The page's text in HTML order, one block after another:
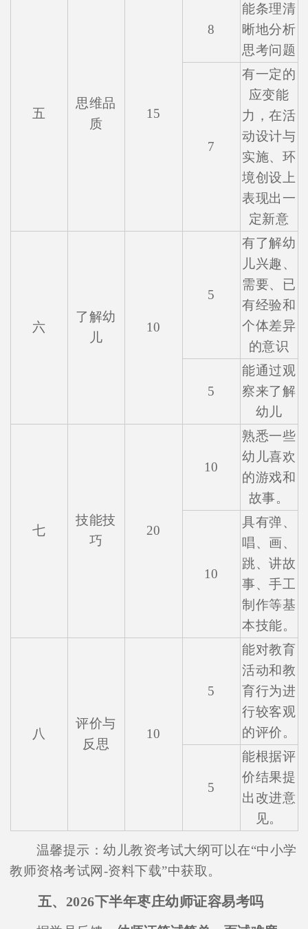
五
思维品
质
15
8
能条理清
晰地分析
思考问题
7
有一定的
应变能
力，在活
动设计与
实施、环
境创设上
表现出一
定新意
六
了解幼
儿
10
5
有了解幼
儿兴趣、
需要、已
有经验和
个体差异
的意识
5
能通过观
察来了解
幼儿
七
技能技
巧
20
10
熟悉一些
幼儿喜欢
的游戏和
故事。
10
具有弹、
唱、画、
跳、讲故
事、手工
制作等基
本技能。
八
评价与
反思
10
5
能对教育
活动和教
育行为进
行较客观
的评价。
5
能根据评
价结果提
出改进意
见。
温馨提示：幼儿教资考试大纲可以在“中小学
教师资格考试网-资料下载”中获取。
五、2026下半年枣庄幼师证容易考吗